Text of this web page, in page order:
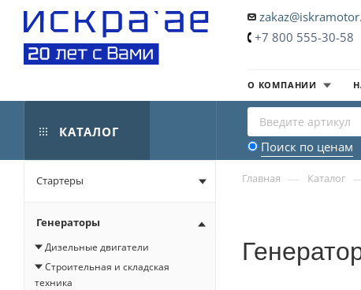
+7 800 555-30-58
О КОМПАНИИ
КАТАЛОГ
Поиск по ценам
Главная — Каталог
Стартеры
Генераторы
Дизельные двигатели
Строительная и складская
техника